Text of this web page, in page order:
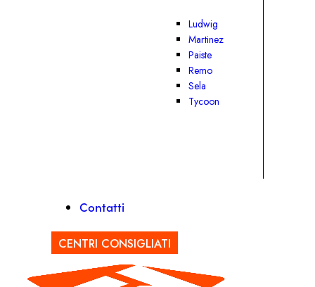
Ludwig
Martinez
Paiste
Remo
Sela
Tycoon
Contatti
CENTRI CONSIGLIATI